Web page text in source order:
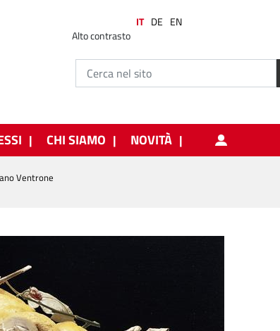
Alto contrasto
IT DE EN
CHI SIAMO NOVITÀ
Ventrone